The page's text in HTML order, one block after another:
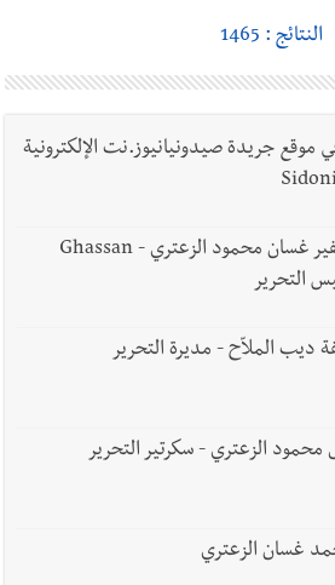
النتائج : 1465
موقع جريدة صيدونيانيوز.نت الإلكترونية
الصحافي السفير غسان محمود الزعتري - Ghassan
ديب الملاّح - مديرة التحرير
محمود الزعتري - سكرتير التحرير
غسان الزعتري